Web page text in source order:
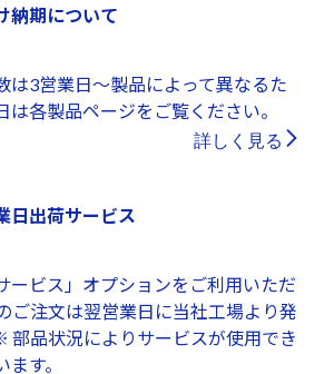
納期について
は3営業日～製品によって異なるた
は各製品ページをご覧ください。
詳しく見る
日出荷サービス
ービス」オプションをご利用いただ
ご注文は翌営業日に当社工場より発
部品状況によりサービスが使用でき
す。